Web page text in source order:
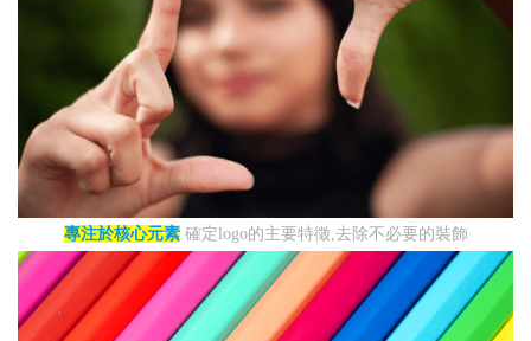
專注於核心元素確定logo的主要特徵,去除不必要的裝飾